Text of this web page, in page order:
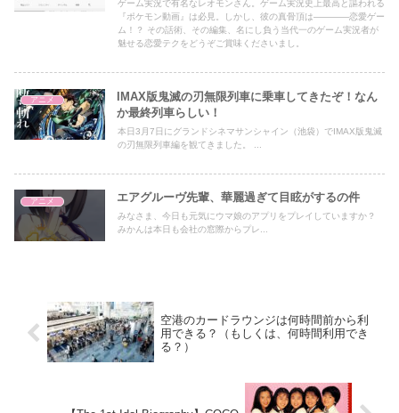
ゲーム実況で有名なレオモンさん。ゲーム実況史上最高と謳われる
『ポケモン動画』は必見。しかし、彼の真骨頂は――――恋愛ゲー
ム！？ その話術、その編集、名にし負う当代一のゲーム実況者が
魅せる恋愛テクをどうぞご賞味くださいまし。
アニメ
IMAX版鬼滅の刃無限列車に乗車してきたぞ！なん
か最終列車らしい！
本日3月7日にグランドシネマサンシャイン（池袋）でIMAX版鬼滅
の刃無限列車編を観てきました。 ...
アニメ エアグルーヴ先輩、華麗過ぎて目眩がするの件
みなさま、今日も元気にウマ娘のアプリをプレイしていますか？
みかんは本日も会社の窓際からプレ...
空港のカードラウンジは何時間前から利
用できる？（もしくは、何時間利用でき
る？）